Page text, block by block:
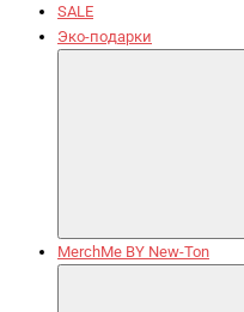
SALE
Эко-подарки
MerchMe BY New-Ton